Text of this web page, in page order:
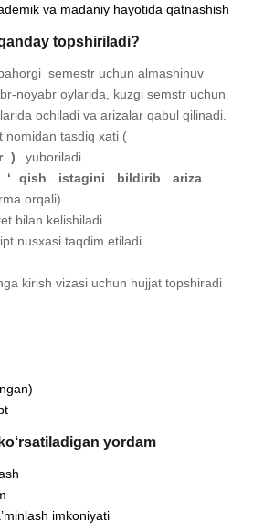
va madaniy hayotida qatnashish
topshiriladi?
semestr uchun almashinuv
noyabr oylarida, kuzgi semstr uchun
ochiladi va arizalar qabul qilinadi.
nomidan tasdiq xati (
)
yuboriladi
‘ qish istagini bildirib
ariza
orqali)
bilan kelishiladi
nusxasi taqdim etiladi
kirish vizasi uchun hujjat topshiradi
yordam
imkoniyati